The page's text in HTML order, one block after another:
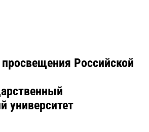
Российской
университет